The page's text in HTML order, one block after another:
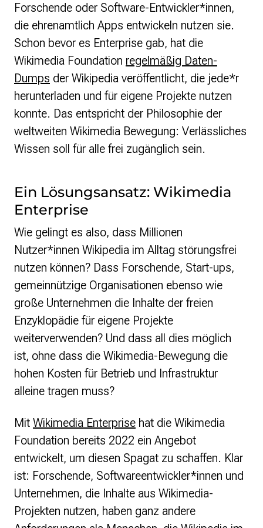
Forschende oder Software-Entwickler*innen,
die ehrenamtlich Apps entwickeln nutzen sie.
Schon bevor es Enterprise gab, hat die
Wikimedia Foundation regelmäßig Daten-
Dumps der Wikipedia veröffentlicht, die jede*r
herunterladen und für eigene Projekte nutzen
konnte. Das entspricht der Philosophie der
weltweiten Wikimedia Bewegung: Verlässliches
Wissen soll für alle frei zugänglich sein.
Ein Lösungsansatz: Wikimedia
Enterprise
Wie gelingt es also, dass Millionen
Nutzer*innen Wikipedia im Alltag störungsfrei
nutzen können? Dass Forschende, Start-ups,
gemeinnützige Organisationen ebenso wie
große Unternehmen die Inhalte der freien
Enzyklopädie für eigene Projekte
weiterverwenden? Und dass all dies möglich
ist, ohne dass die Wikimedia-Bewegung die
hohen Kosten für Betrieb und Infrastruktur
alleine tragen muss?
Mit Wikimedia Enterprise hat die Wikimedia
Foundation bereits 2022 ein Angebot
entwickelt, um diesen Spagat zu schaffen. Klar
ist: Forschende, Softwareentwickler*innen und
Unternehmen, die Inhalte aus Wikimedia-
Projekten nutzen, haben ganz andere